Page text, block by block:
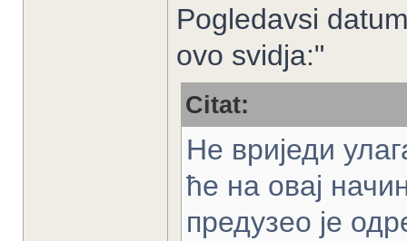
Pogledavsi
ovo svidja:"
Citat:
Не вриједи
ће на овај
предузео је